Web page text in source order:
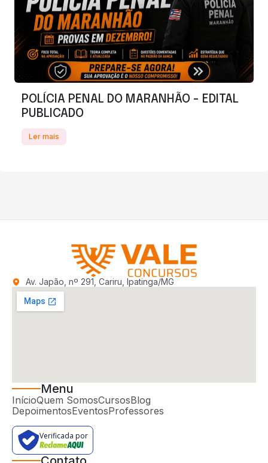
POLÍCIA PENAL DO MARANHÃO - EDITAL
PUBLICADO
Ler mais
Av. Japão, nº 291, Cariru, Ipatinga/MG
Menu
InícioQuem SomosCursosBlog
DepoimentosEventosProfessores
Verificada por